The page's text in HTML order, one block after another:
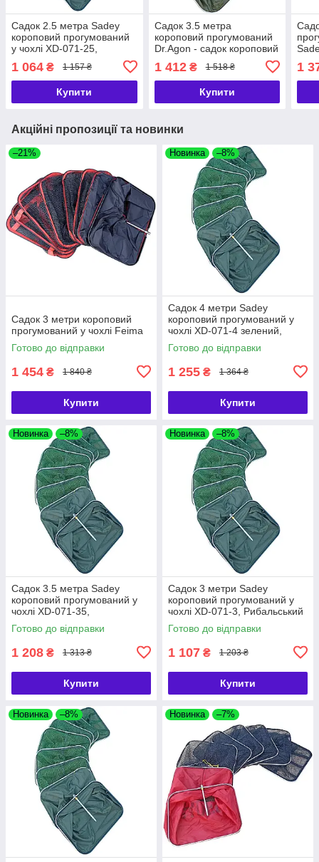
Садок 2.5 метра Sadey
короповий прогумований
у чохлі XD-071-25,
метри Sadey
1 064 ₴ 1 157 ₴
Купити
Садок 3.5 метра
короповий прогумований
Dr.Agon - садок короповий
міцний 3.5 метра Dr.Agon
1 412₴ 1 518 ₴
Купити
1
Акційні пропозиції та новинки
–21%
Садок 3 метри короповий
прогумований у чохлі Feima
Готово до відправки
1 454 ₴ 1 840 ₴
Купити
Новинка –8%
Садок 4 метри Sadey
короповий прогумований у
чохлі XD-071-4 зелений,
Рибальський садок 4 метри
Sadey
Готово до відправки
1 255 ₴ 1 364 ₴
Купити
Новинка –8%
Садок 3.5 метра Sadey
короповий прогумований у
чохлі XD-071-35,
Рибальський садок 3.5 метри
Sadey
Готово до відправки
1 208 ₴ 1 313 ₴
Купити
Новинка –8%
Садок 3 метри Sadey
короповий прогумований у
чохлі XD-071-3, Рибальський
садок 3 метри Sadey
Готово до відправки
1 107 ₴ 1 203 ₴
Купити
Новинка –8% Новинка –7%